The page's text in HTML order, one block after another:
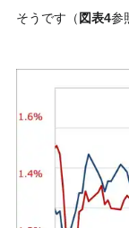
そうです（ 図表4参